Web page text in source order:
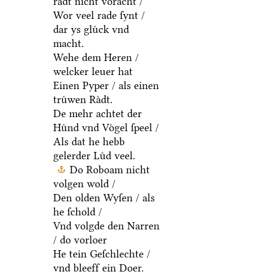
Wor veel rade ſynt /
dar ys gluͤck vnd
macht.
Wehe dem Heren /
welcker leuer hat
Einen Pyper / als einen
truͤwen Raͤdt.
De mehr achtet der
Huͤnd vnd Voͤgel ſpeel /
Als dat he hebb
gelerder Luͤd veel.
Do Roboam nicht
volgen wold /
Den olden Wyſen / als
he ſchold /
Vnd volgde den Narren
/ do vorloer
He tein Geſchlechte /
vnd bleeff ein Doer.